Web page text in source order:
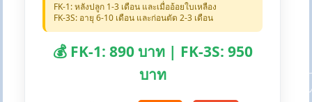
FK-1: หลังปลูก 1-3 เดือน และเมื่ออ้อยใบเหลือง
FK-3S: อายุ 6-10 เดือน และก่อนตัด 2-3 เดือน
💰 FK-1: 890 บาท | FK-3S: 950
บาท